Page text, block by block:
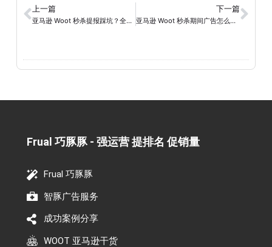
上一篇
亚马逊 Woot 秒杀提报踩坑？全维度避坑指南，建议收藏！
下一篇
亚马逊 Woot 秒杀期间广告怎么投？看这个工具类老品实操复盘
Frual 巧豚豚 - 强运营 提排名 促销量​
Frual 巧豚豚
智豚广告服务
成功案例分享
WOOT 亚马逊干货